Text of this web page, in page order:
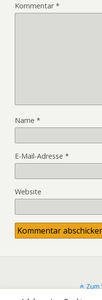
Kommentar*
Name *
E-Mail-Adresse *
Website
Zum